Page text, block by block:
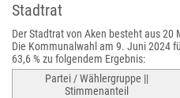
Stadtrat
Der Stadtrat von Aken besteht aus
Die Kommunalwahl am 9. Juni 2024
63,6 % zu folgendem Ergebnis:
Partei / Wählergruppe ||
Stimmenanteil